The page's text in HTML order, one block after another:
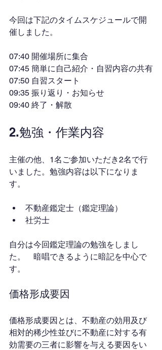
今回は下記のタイムスケジュールで開
催しました。
07:40 開催場所に集合
07:45 簡単に自己紹介・自習内容の共有
07:50 自習スタート
09:35 振り返り・お知らせ
09:40 終了・解散
2.勉強・作業内容
主催の他、1名ご参加いただき2名で行
いました。勉強内容は以下になりま
す。
不動産鑑定士（鑑定理論）
社労士
自分は今回鑑定理論の勉強をしまし
た。　暗唱できるように暗記を中心で
す。
価格形成要因
価格形成要因とは、不動産の効用及び
相対的稀少性並びに不動産に対する有
効需要の三者に影響を与える要因をい